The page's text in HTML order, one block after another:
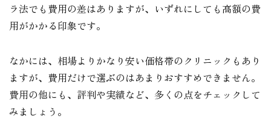
ラ法でも費用の差はありますが、いずれにしても高額の費
用がかかる印象です。
なかには、相場よりかなり安い価格帯のクリニックもあり
ますが、費用だけで選ぶのはあまりおすすめできません。
費用の他にも、評判や実績など、多くの点をチェックして
みましょう。